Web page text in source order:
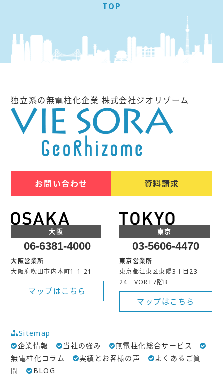
TOP
独立系の無電柱化企業 株式会社ジオリゾーム
お問い合わせ 資料請求
大阪
06-6381-4000
大阪営業所
大阪府吹田市内本町1-1-21
マップはこちら
東京
03-5606-4470
東京営業所
東京都江東区東陽3丁目23-
24 VORT7階B
マップはこちら
Sitemap
企業情報
当社の強み
無電柱化総合サービス
無電柱化コラム
実績とお客様の声
よくあるご質
問
BLOG